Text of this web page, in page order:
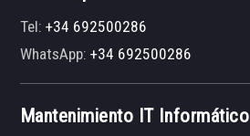
Tel:+34 692500286
WhatsApp:+34 692500286
Mantenimiento IT Informático